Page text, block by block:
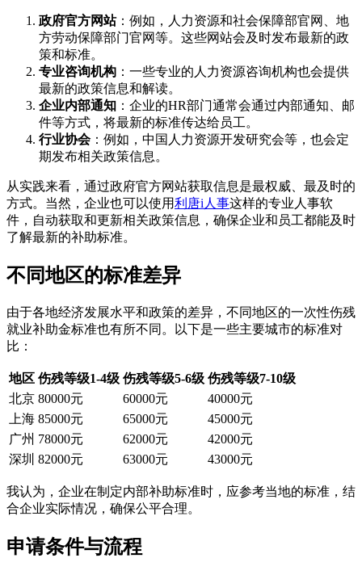
政府官方网站：例如，人力资源和社会保障部官网、地
方劳动保障部门官网等。这些网站会及时发布最新的政
策和标准。
专业咨询机构 ：一些专业的人力资源咨询机构也会提供
最新的政策信息和解读。
企业内部通知 ：企业的HR部门通常会通过内部通知、邮
件等方式，将最新的标准传达给员工。
行业协会：例如，中国人力资源开发研究会等，也会定
期发布相关政策信息。
从实践来看，通过政府官方网站获取信息是最权威、最及时的
方式。当然，企业也可以使用利唐i人事这样的专业人事软
件，自动获取和更新相关政策信息，确保企业和员工都能及时
了解最新的补助标准。
不同地区的标准差异
由于各地经济发展水平和政策的差异，不同地区的一次性伤残
就业补助金标准也有所不同。以下是一些主要城市的标准对
比：
地区 伤残等级1-4级 伤残等级5-6级 伤残等级7-10级
北京 80000元 60000元
40000元
上海 85000元 65000元
45000元
广州 78000元 62000元
42000元
深圳 82000元 63000元 43000元
我认为，企业在制定内部补助标准时，应参考当地的标准，结
合企业实际情况，确保公平合理。
申请条件与流程